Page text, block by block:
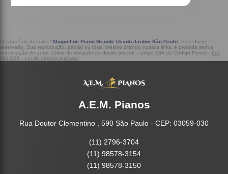
O conteúdo do texto "Aluguel de Piano Grande Usado Jardim São Paulo" é de direito
reservado. Sua reprodução, parcial ou total, mesmo citando nossos links, é proibida sem a
autorização do autor. Crime de violação de direito autoral – artigo 184 do Código Penal – Lei
9610/98 - Lei de direitos autorais
A.E.M. Pianos
Rua Doutor Clementino , 590 São Paulo - CEP: 03059-030
(11) 2796-3704
(11) 98578-3154
(11) 98578-3150